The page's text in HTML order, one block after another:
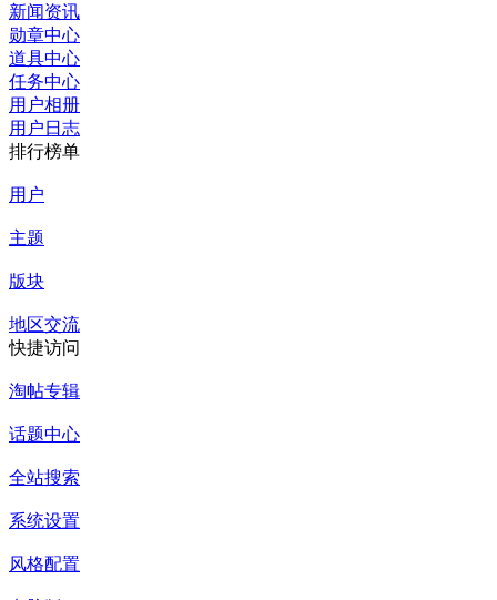
新闻资讯
勋章中心
道具中心
任务中心
用户相册
用户日志
排行榜单
用户
主题
版块
地区交流
快捷访问
淘帖专辑
话题中心
全站搜索
系统设置
风格配置